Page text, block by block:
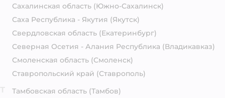
Сахалинская область (Южно-Сахалинск)
Саха Республика - Якутия (Якутск)
Свердловская область (Екатеринбург)
Северная Осетия - Алания Республика (Владикавказ)
Смоленская область (Смоленск)
Ставропольский край (Ставрополь)
Тамбовская область (Тамбов)